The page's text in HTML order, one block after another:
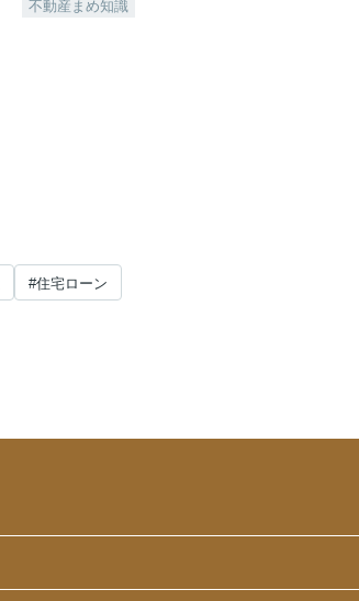
不動産まめ知識
#住宅ローン